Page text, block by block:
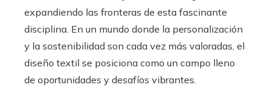
expandiendo las fronteras de esta fascinante
disciplina. En un mundo donde la personalización
y la sostenibilidad son cada vez más valoradas, el
diseño textil se posiciona como un campo lleno
de oportunidades y desafíos vibrantes.